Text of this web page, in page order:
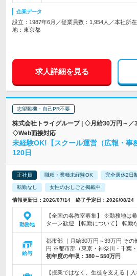
企業データ
設立：1987年6月／従業員数：1,954人／本社所在
地：東京都
求人詳細を見る
志望動機・自己PR不要
株式会社トライグループ | ◇月給30万円～／
◇Web面接対応
未経験OK!【スクール運営（広報・事
120日
正社員 職種・業種未経験OK 完全週休2日
転勤なし 女性のおしごと掲載中
情報更新日：2026/07/14 終了予定日：2026/08/24
勤務地
【全国の各教室募集】 ※勤務地は
ターン歓迎 【転勤について】 転勤
給与
都市部 ｜月給30万円～39万円 その
円 ※都市部（東京・神奈川・千葉
初年度の年収： 380～550万円
【授業ではなく、生徒を支える｜